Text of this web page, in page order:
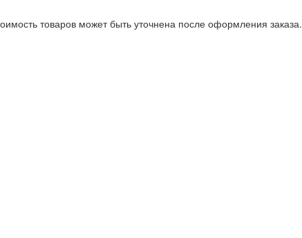
товаров может быть уточнена после оформления заказа.